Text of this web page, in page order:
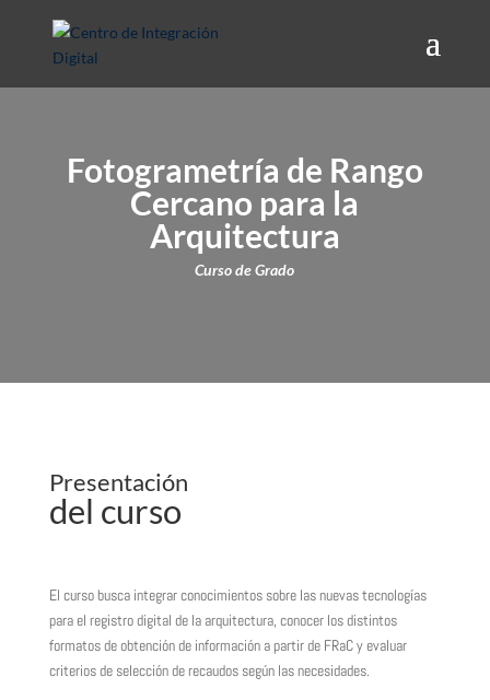
Fotogrametría de Rango
Cercano para la
Arquitectura
Curso de Grado
Presentación
del curso
El curso busca integrar conocimientos sobre las nuevas tecnologías
para el registro digital de la arquitectura, conocer los distintos
formatos de obtención de información a partir de FRaC y evaluar
criterios de selección de recaudos según las necesidades.